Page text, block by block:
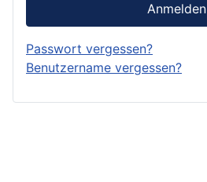
Anmelden
Passwort vergessen?
Benutzername vergessen?